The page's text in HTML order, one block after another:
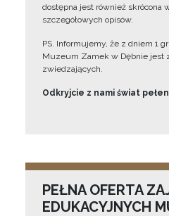
dostępna jest również skrócona
szczegółowych opisów.
PS. Informujemy, że z dniem 1
Muzeum Zamek w Dębnie jest
zwiedzających.
Odkryjcie z nami świat
PEŁNA OFERTA
EDUKACYJNYCH